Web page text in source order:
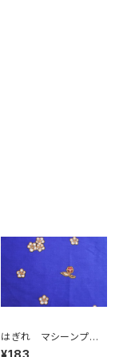
はぎれ マシーンプリ
ント